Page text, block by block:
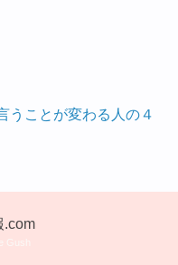
うことが変わる人の４
.com